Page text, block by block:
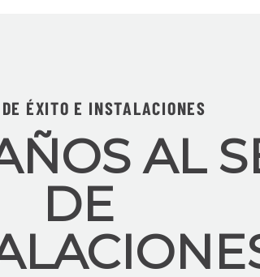
ÉXITO E INSTALACIONES
AL
DE